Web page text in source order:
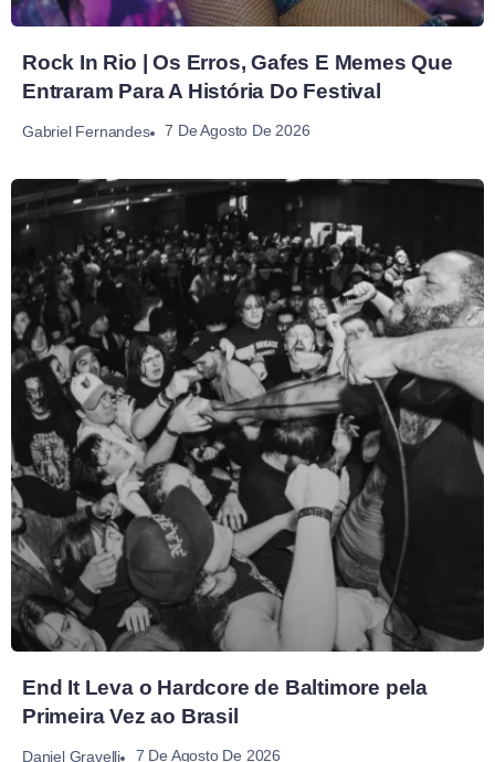
Rock In Rio | Os Erros, Gafes E Memes Que
Entraram Para A História Do Festival
Gabriel Fernandes 7 De Agosto De 2026
End It Leva o Hardcore de Baltimore pela
Primeira Vez ao Brasil
Daniel Gravelli 7 De Agosto De 2026